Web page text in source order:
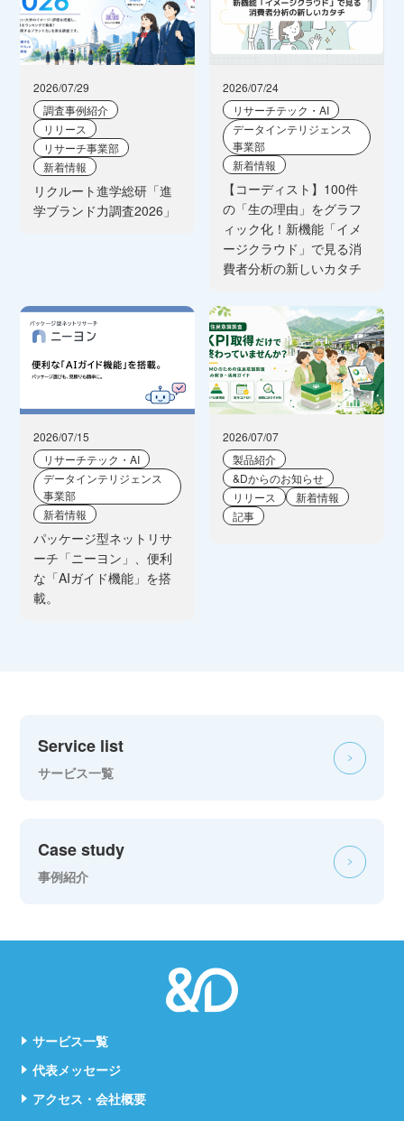
2026/07/29
調査事例紹介
リリース
リサーチ事業部
新着情報
リクルート進学総研「進
学ブランド力調査2026」
2026/07/24
リサーチテック・AI
データインテリジェンス
事業部
新着情報
【コーディスト】100件
の「生の理由」をグラフ
ィック化！新機能「イメ
ージクラウド」で見る消
費者分析の新しいカタチ
2026/07/15
リサーチテック・AI
データインテリジェンス
事業部
新着情報
パッケージ型ネットリサ
ーチ「ニーヨン」、便利
な「AIガイド機能」を搭
載。
2026/07/07
製品紹介
&Dからのお知らせ
リリース
新着情報
記事
Service list
サービス一覧
Case study
事例紹介
サービス一覧
代表メッセージ
アクセス・会社概要